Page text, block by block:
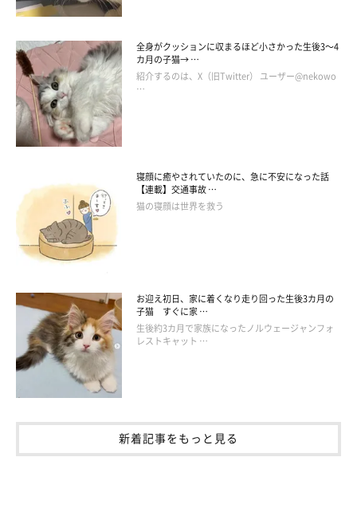
@mokoriko_cat
また、立派な成猫になった愛猫たちの見た目や行動面での変化に
ついては、次のように話します。
飼い主さん：
「航くんは主人のことが苦手で近づこうとしませんでしたが、今
では隣で“ヘソ天”で寝ています。“おしりトントン”が大好きで足
元で寝転がって催促してくるので、かわいくてトントンしてあげ
るしかないです。
海くんは目つきが鋭く、警戒心がとても強かったですが、今では
朝甘えながらふみふみして起こしてくれて、“お膝だっこ”を催促
全身がクッションに収まるほど小さかった生後3～4
カ月の子猫→ …
紹介するのは、X（旧Twitter） ユーザー@nekowo
…
寝顔に癒やされていたのに、急に不安になった話
【連載】交通事故 …
猫の寝顔は世界を救う
お迎え初日、家に着くなり走り回った生後3カ月の
子猫 すぐに家 …
生後約3カ月で家族になったノルウェージャンフォ
レストキャット …
新着記事をもっと見る